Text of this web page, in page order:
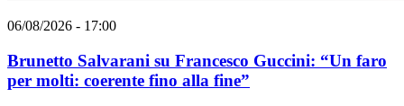
06/08/2026 - 17:00
Brunetto Salvarani su Francesco Guccini: “Un faro
per molti: coerente fino alla fine”